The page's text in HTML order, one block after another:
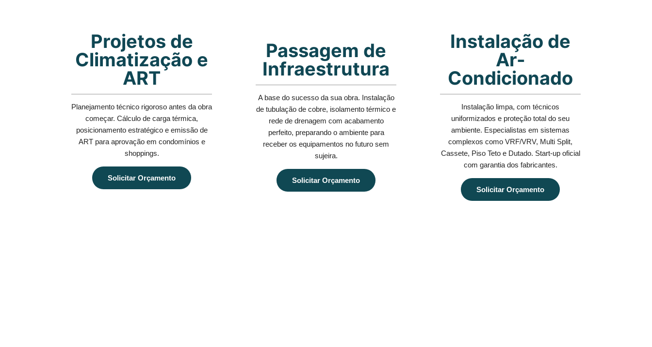
Projetos de
Climatização e
ART
Planejamento técnico rigoroso antes da obra
começar. Cálculo de carga térmica,
posicionamento estratégico e emissão de
ART para aprovação em condomínios e
shoppings.
Solicitar Orçamento
Passagem de
Infraestrutura
A base do sucesso da sua obra. Instalação
de tubulação de cobre, isolamento térmico e
rede de drenagem com acabamento
perfeito, preparando o ambiente para
receber os equipamentos no futuro sem
sujeira.
Solicitar Orçamento
Instalação de
Ar-
Condicionado
Instalação limpa, com técnicos
uniformizados e proteção total do seu
ambiente. Especialistas em sistemas
complexos como VRF/VRV, Multi Split,
Cassete, Piso Teto e Dutado. Start-up oficial
com garantia dos fabricantes.
Solicitar Orçamento